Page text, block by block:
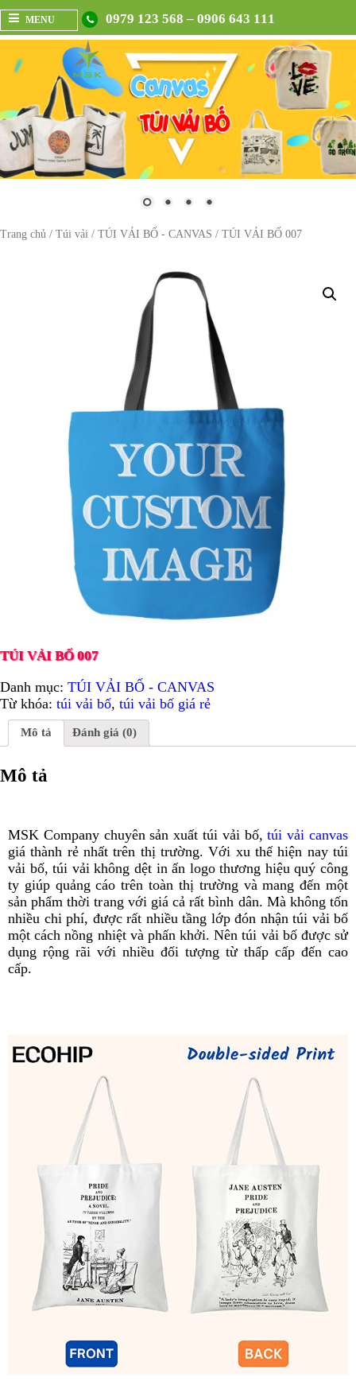
MENU 0979 123 568 – 0906 643 111
Trang chủ / Túi vải / TÚI VẢI BỐ - CANVAS / TÚI VẢI BỐ 007
TÚI VẢI BỐ 007
Danh mục: TÚI VẢI BỐ - CANVAS
Từ khóa: túi vải bố, túi vải bố giá rẻ
Mô tả Đánh giá (0)
Mô tả
MSK Company chuyên sản xuất túi vải bố,túi vải canvas
giá thành rẻ nhất trên thị trường. Với xu thế hiện nay túi
vải bố, túi vải không dệt in ấn logo thương hiệu quý công
ty giúp quảng cáo trên toàn thị trường và mang đến một
sản phẩm thời trang với giá cả rất bình dân. Mà không tốn
nhiều chi phí, được rất nhiều tầng lớp đón nhận túi vải bố
một cách nồng nhiệt và phấn khởi. Nên túi vải bố được sử
dụng rộng rãi với nhiều đối tượng từ thấp cấp đến cao
cấp.